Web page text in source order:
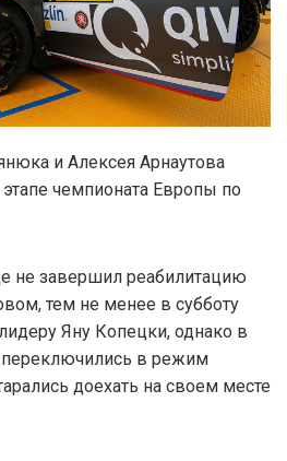
и Алексея Арнаутова
чемпионата Европы по
не завершил реабилитацию
тем не менее в субботу
Яну Копецки, однако в
в режим
доехать на своем месте